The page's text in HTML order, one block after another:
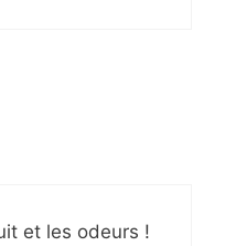
et les odeurs !